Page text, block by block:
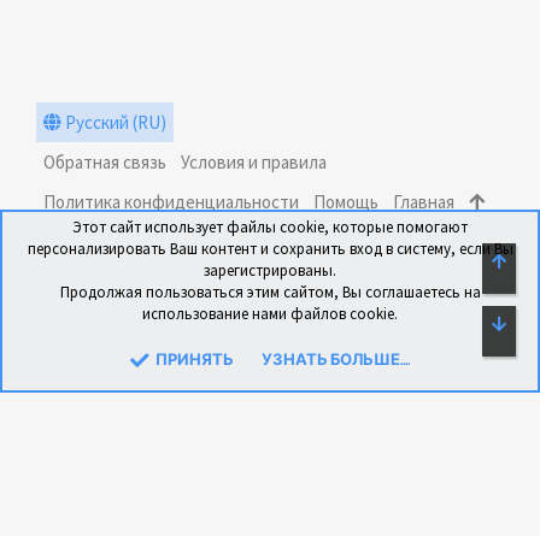
Русский (RU)
Обратная связь
Условия и правила
Политика конфиденциальности
Помощь Главная
Перевод: xen-foro.com.ua
Этот сайт использует файлы cookie, которые помогают
персонализировать Ваш контент и сохранить вход в систему, если Вы
зарегистрированы.
Продолжая пользоваться этим сайтом, Вы соглашаетесь на
использование нами файлов cookie.
ПРИНЯТЬ УЗНАТЬ БОЛЬШЕ....